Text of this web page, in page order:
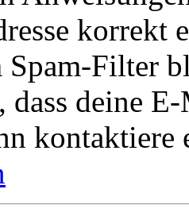
korrekt
Spam-Filter
dass deine
kontaktiere